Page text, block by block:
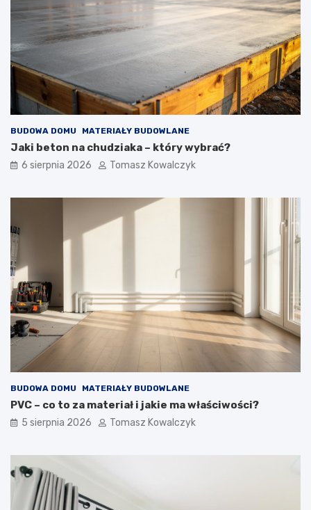
BUDOWA DOMU MATERIAŁY BUDOWLANE
Jaki beton na chudziaka – który wybrać?
6 sierpnia 2026 Tomasz Kowalczyk
BUDOWA DOMU MATERIAŁY BUDOWLANE
PVC – co to za materiał i jakie ma właściwości?
5 sierpnia 2026 Tomasz Kowalczyk